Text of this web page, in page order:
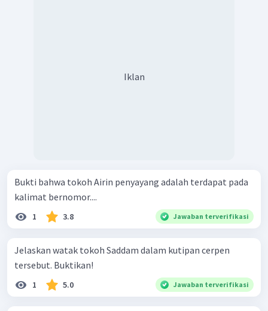
Iklan
Bukti bahwa tokoh Airin penyayang adalah terdapat pada
kalimat bernomor....
1 3.8 Jawaban terverifikasi
Jelaskan watak tokoh Saddam dalam kutipan cerpen
tersebut. Buktikan!
1 5.0 Jawaban terverifikasi